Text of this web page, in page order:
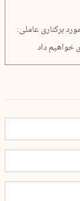
برکناری عاملی:
خواهیم داد